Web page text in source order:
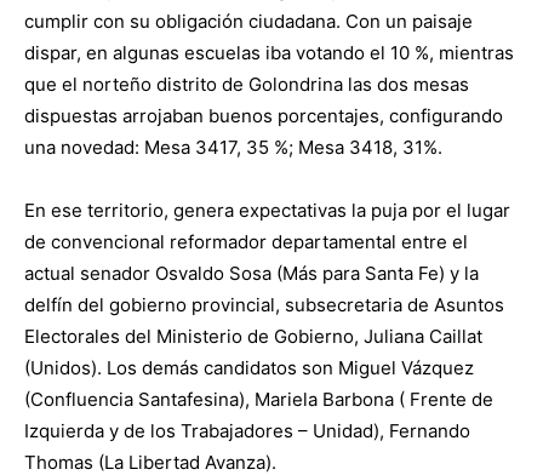
cumplir con su obligación ciudadana. Con un paisaje
dispar, en algunas escuelas iba votando el 10 %, mientras
que el norteño distrito de Golondrina las dos mesas
dispuestas arrojaban buenos porcentajes, configurando
una novedad: Mesa 3417, 35 %; Mesa 3418, 31%.
En ese territorio, genera expectativas la puja por el lugar
de convencional reformador departamental entre el
actual senador Osvaldo Sosa (Más para Santa Fe) y la
delfín del gobierno provincial, subsecretaria de Asuntos
Electorales del Ministerio de Gobierno, Juliana Caillat
(Unidos). Los demás candidatos son Miguel Vázquez
(Confluencia Santafesina), Mariela Barbona ( Frente de
Izquierda y de los Trabajadores – Unidad), Fernando
Thomas (La Libertad Avanza).